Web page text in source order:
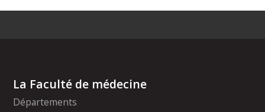
La Faculté de médecine
Départements